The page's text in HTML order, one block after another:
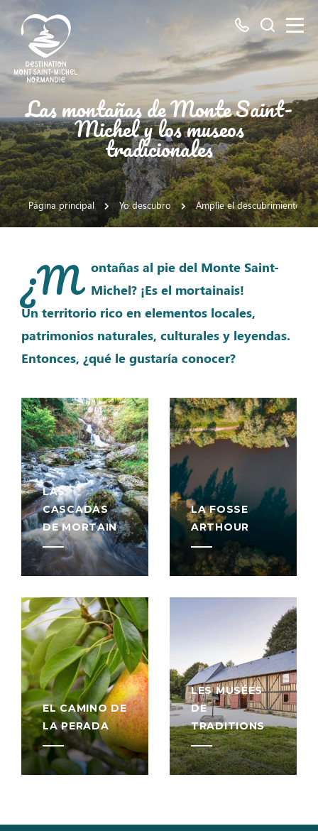
Mont
Saint
Michel
Todos
los
números
Busco
Las montañas de Monte Saint-
Michel y los museos
tradicionales
Página principal Yo descubro Amplíe el descubrimiento de
¿M ontañas al pie del Monte Saint-
Michel? ¡Es el mortainais!
Un territorio rico en elementos locales,
patrimonios naturales, culturales y leyendas.
Entonces, ¿qué le gustaría conocer?
LAS
CASCADAS
DE MORTAIN
LA FOSSE
ARTHOUR
EL CAMINO DE
LA PERADA
LES MUSÉES
DE
TRADITIONS